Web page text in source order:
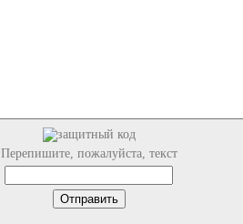
Перепишите, пожалуйста, текст